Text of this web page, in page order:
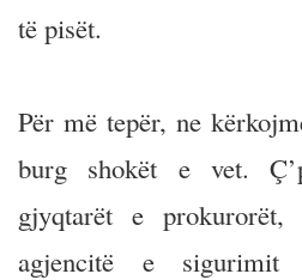
të pisët.
Për më tepër, ne
burg shokët e vet.
gjyqtarët e prokurorët,
agjencitë e